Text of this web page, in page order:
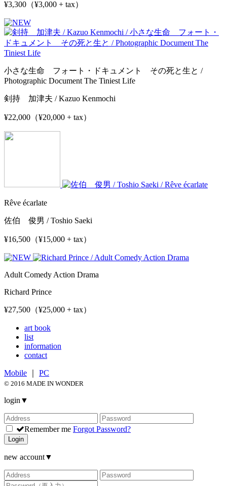
¥3,300（¥3,000 + tax）
小さな生命 フォート・ドキュメント その死と生と /
Photographic Document The Tiniest Life
剣持 加津夫 / Kazuo Kenmochi
¥22,000（¥20,000 + tax）
Rêve écarlate
佐伯 俊男 / Toshio Saeki
¥16,500（¥15,000 + tax）
Adult Comedy Action Drama
Richard Prince
¥27,500（¥25,000 + tax）
art book
list
information
contact
Mobile PC
© 2016 MADE IN WONDER
login ▼
Remember me Forgot Password?
Login
new account▼